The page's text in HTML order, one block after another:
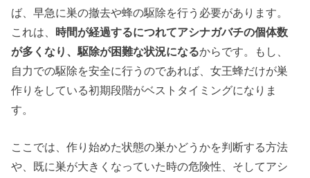
ば、早急に巣の撤去や蜂の駆除を行う必要があります。
これは、 時間が経過するにつれてアシナガバチの個体数
が多くなり、駆除が困難な状況になるからです。もし、
自力での駆除を安全に行うのであれば、女王蜂だけが巣
作りをしている初期段階がベストタイミングになりま
す。
ここでは、作り始めた状態の巣かどうかを判断する方法
や、既に巣が大きくなっていた時の危険性、そしてアシ